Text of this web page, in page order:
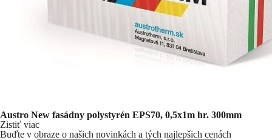
Austro New fasádny polystyrén EPS70, 0,5x1m hr. 300mm
Zistiť viac
Buďte v obraze o našich novinkách a tých najlepšich cenách